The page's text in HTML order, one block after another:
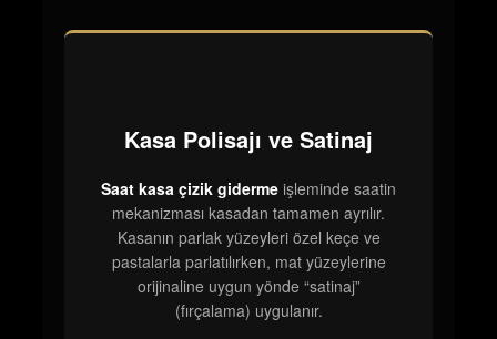
Kasa Polisajı ve Satinaj
Saat kasa çizik giderme işleminde saatin
mekanizması kasadan tamamen ayrılır.
Kasanın parlak yüzeyleri özel keçe ve
pastalarla parlatılırken, mat yüzeylerine
orijinaline uygun yönde “satinaj”
(fırçalama) uygulanır.